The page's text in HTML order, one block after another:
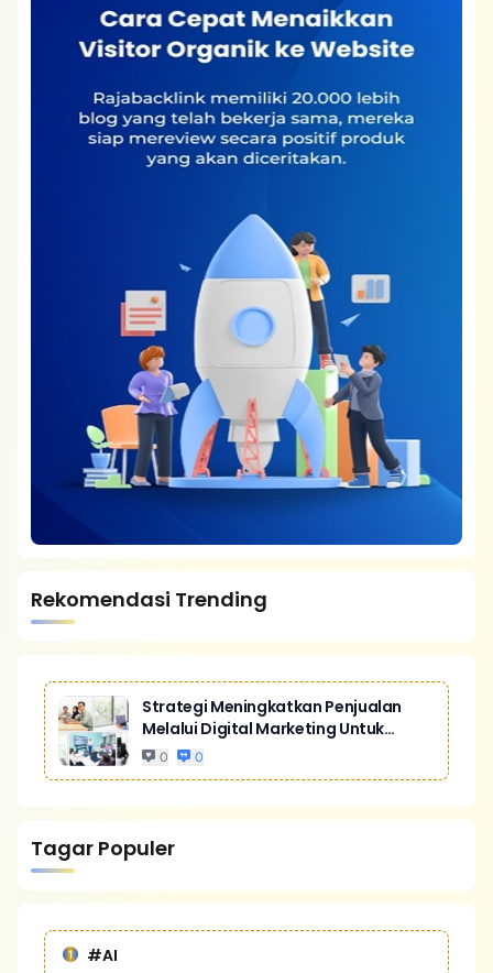
Rekomendasi Trending
Strategi Meningkatkan Penjualan
Melalui Digital Marketing Untuk
Bisnis Yang Lebih Kompetitif
0 0
Tagar Populer
#AI